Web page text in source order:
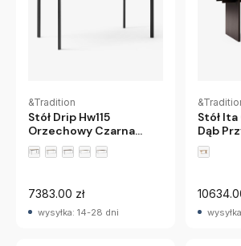
&Tradition
Stół Drip Hw115
Orzechowy Czarna
Podstawa Andtradition
7383.00 zł
wysyłka: 14-28 dni
Stół
Dąb